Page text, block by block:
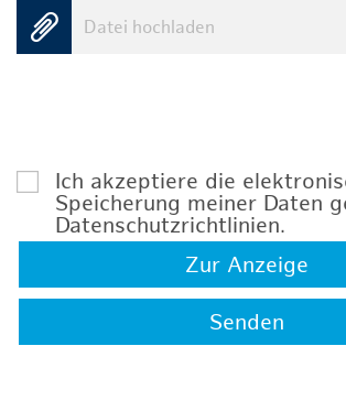
Datei hochladen
Ich akzeptiere die
Speicherung meiner Daten
Datenschutzrichtlinien.
Zur Anzeige
Senden